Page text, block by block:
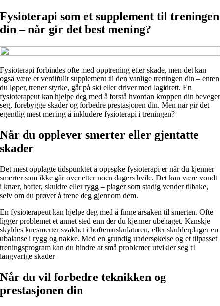
Fysioterapi som et supplement til treningen
din – når gir det best mening?
Fysioterapi forbindes ofte med opptrening etter skade, men det kan
også være et verdifullt supplement til den vanlige treningen din – enten
du løper, trener styrke, går på ski eller driver med lagidrett. En
fysioterapeut kan hjelpe deg med å forstå hvordan kroppen din beveger
seg, forebygge skader og forbedre prestasjonen din. Men når gir det
egentlig mest mening å inkludere fysioterapi i treningen?
Når du opplever smerter eller gjentatte
skader
Det mest opplagte tidspunktet å oppsøke fysioterapi er når du kjenner
smerter som ikke går over etter noen dagers hvile. Det kan være vondt
i knær, hofter, skuldre eller rygg – plager som stadig vender tilbake,
selv om du prøver å trene deg gjennom dem.
En fysioterapeut kan hjelpe deg med å finne årsaken til smerten. Ofte
ligger problemet et annet sted enn der du kjenner ubehaget. Kanskje
skyldes knesmerter svakhet i hoftemuskulaturen, eller skulderplager en
ubalanse i rygg og nakke. Med en grundig undersøkelse og et tilpasset
treningsprogram kan du hindre at små problemer utvikler seg til
langvarige skader.
Når du vil forbedre teknikken og
prestasjonen din